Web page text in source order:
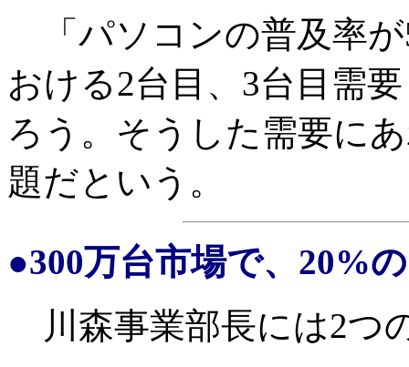
「パソコンの普及率が
おける2台目、3台目需
ろう。そうした需要に
題だという。
●300万台市場で、20%
川森事業部長には2つ